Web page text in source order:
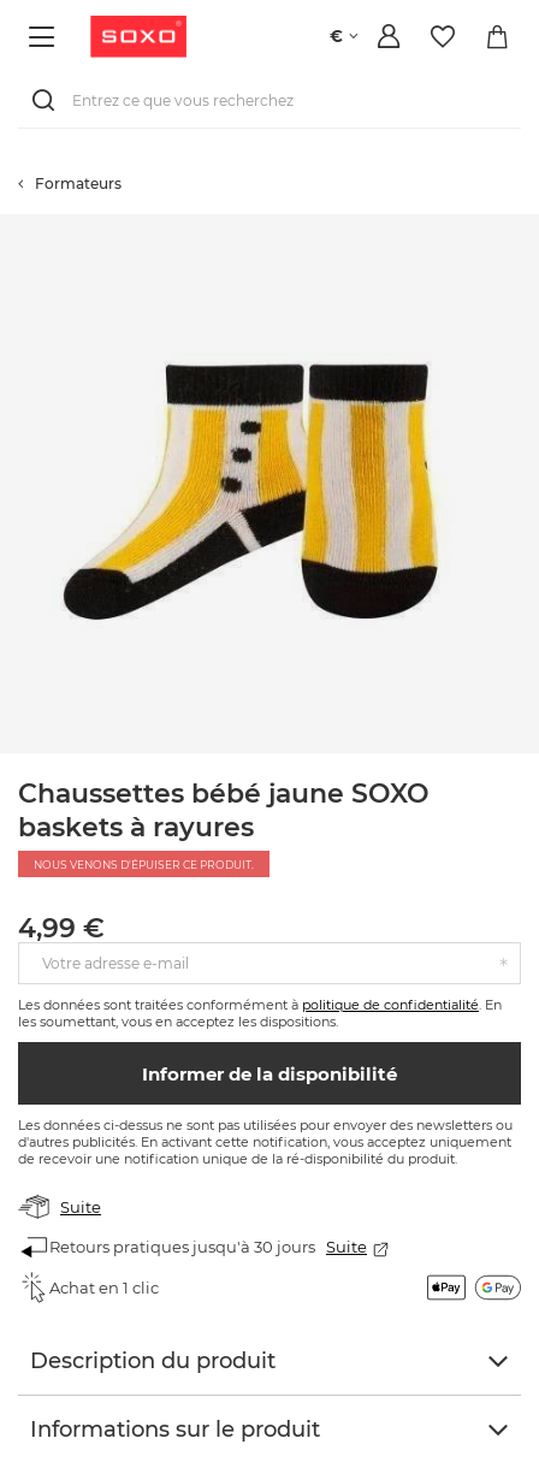
€
Formateurs
Chaussettes bébé jaune SOXO
baskets à rayures
NOUS VENONS D'ÉPUISER CE PRODUIT.
4,99 €
Votre adresse e-mail
Les données sont traitées conformément à politique de confidentialité. En
les soumettant, vous en acceptez les dispositions.
Informer de la disponibilité
Les données ci-dessus ne sont pas utilisées pour envoyer des newsletters ou
d'autres publicités. En activant cette notification, vous acceptez uniquement
de recevoir une notification unique de la ré-disponibilité du produit.
Suite
Retours pratiques jusqu'à 30 jours Suite
Achat en 1 clic
Description du produit
Informations sur le produit